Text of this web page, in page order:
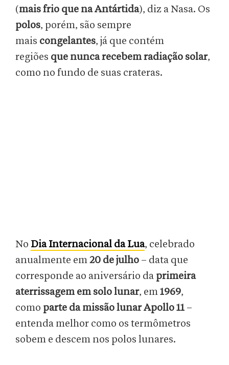
(mais frio que na Antártida), diz a Nasa. Os
polos, porém, são sempre
mais congelantes, já que contém
regiões que nunca recebem radiação solar,
como no fundo de suas crateras.
No Dia Internacional da Lua, celebrado
anualmente em20 de julho – data que
corresponde ao aniversário da primeira
aterrissagem em solo lunar, em1969,
como parte da missão lunar Apollo 11 –
entenda melhor como os termômetros
sobem e descem nos polos lunares.